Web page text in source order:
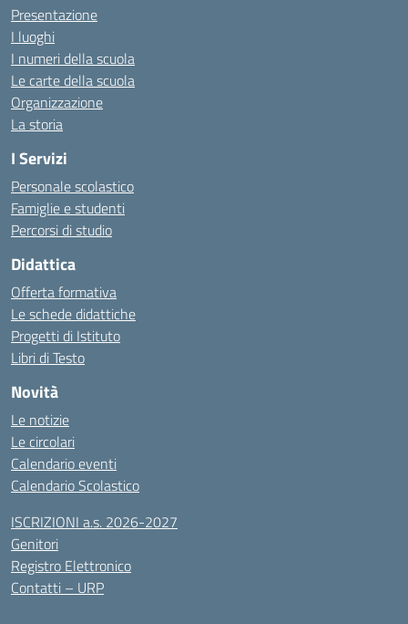
Presentazione
I luoghi
I numeri della scuola
Le carte della scuola
Organizzazione
La storia
I Servizi
Personale scolastico
Famiglie e studenti
Percorsi di studio
Didattica
Offerta formativa
Le schede didattiche
Progetti di Istituto
Libri di Testo
Novità
Le notizie
Le circolari
Calendario eventi
Calendario Scolastico
ISCRIZIONI a.s. 2026-2027
Genitori
Registro Elettronico
Contatti – URP